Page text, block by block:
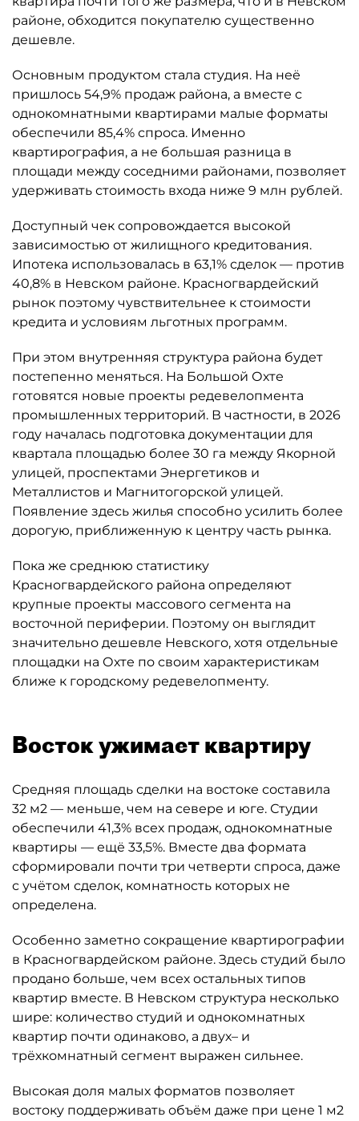
районе, обходится покупателю существенно
дешевле.
Основным продуктом стала студия. На неё
пришлось 54,9% продаж района, а вместе с
однокомнатными квартирами малые форматы
обеспечили 85,4% спроса. Именно
квартирография, а не большая разница в
площади между соседними районами, позволяет
удерживать стоимость входа ниже 9 млн рублей.
Доступный чек сопровождается высокой
зависимостью от жилищного кредитования.
Ипотека использовалась в 63,1% сделок — против
40,8% в Невском районе. Красногвардейский
рынок поэтому чувствительнее к стоимости
кредита и условиям льготных программ.
При этом внутренняя структура района будет
постепенно меняться. На Большой Охте
готовятся новые проекты редевелопмента
промышленных территорий. В частности, в 2026
году началась подготовка документации для
квартала площадью более 30 га между Якорной
улицей, проспектами Энергетиков и
Металлистов и Магнитогорской улицей.
Появление здесь жилья способно усилить более
дорогую, приближенную к центру часть рынка.
Пока же среднюю статистику
Красногвардейского района определяют
крупные проекты массового сегмента на
восточной периферии. Поэтому он выглядит
значительно дешевле Невского, хотя отдельные
площадки на Охте по своим характеристикам
ближе к городскому редевелопменту.
Восток ужимает квартиру
Средняя площадь сделки на востоке составила
32 м2 — меньше, чем на севере и юге. Студии
обеспечили 41,3% всех продаж, однокомнатные
квартиры — ещё 33,5%. Вместе два формата
сформировали почти три четверти спроса, даже
с учётом сделок, комнатность которых не
определена.
Особенно заметно сокращение квартирографии
в Красногвардейском районе. Здесь студий было
продано больше, чем всех остальных типов
квартир вместе. В Невском структура несколько
шире: количество студий и однокомнатных
квартир почти одинаково, а двух– и
трёхкомнатный сегмент выражен сильнее.
Высокая доля малых форматов позволяет
востоку поддерживать объём даже при цене 1 м2